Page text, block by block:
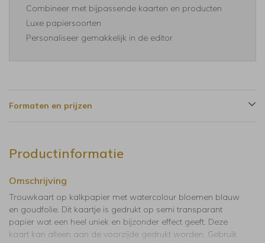
Combineer met bijpassende kaarten en producten
Luxe papiersoorten
Personaliseer gemakkelijk in de editor
Formaten en prijzen
Productinformatie
Omschrijving
Trouwkaart op kalkpapier met watercolour bloemen blauw
en goudfolie. Dit kaartje is gedrukt op semi transparant
papier wat een heel uniek en bijzonder effect geeft. Deze
kaart kan alleen aan de voorzijde gedrukt worden. Gebruik